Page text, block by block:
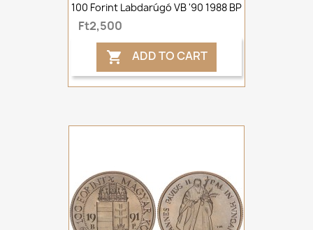
100 Forint Labdarúgó VB '90 1988 BP
Ft2,500
 ADD TO CART